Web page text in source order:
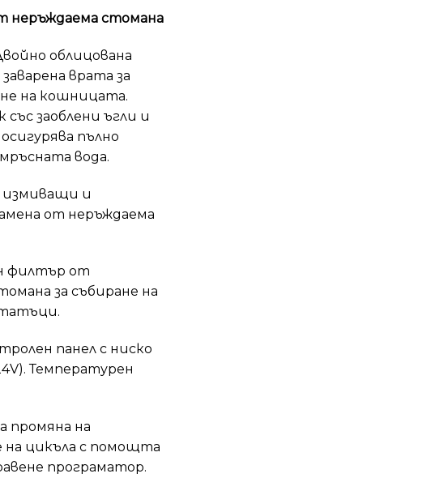
неръждаема стомана
облицована
врата за
на кошницата.
заоблени ъгли и
пълно
вода.
измиващи и
от неръждаема
филтър от
за събиране на
панел с ниско
Температурен
промяна на
цикъла с помощта
програматор.